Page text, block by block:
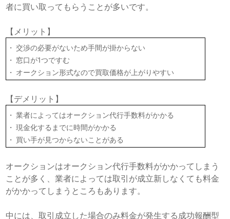
者に買い取ってもらうことが多いです。
【メリット】
交渉の必要がないため手間が掛からない
窓口が1つですむ
オークション形式なので買取価格が上がりやすい
【デメリット】
業者によってはオークション代行手数料がかかる
現金化するまでに時間がかかる
買い手が見つからないことがある
オークションはオークション代行手数料がかかってしまう
ことが多く、業者によっては取引が成立新しなくても料金
がかかってしまうところもあります。
中には、取引成立した場合のみ料金が発生する成功報酬型